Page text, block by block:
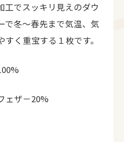
工でスッキリ見えのダウ
で冬～春先まで気温、気
く重宝する１枚です。
ザ－20%